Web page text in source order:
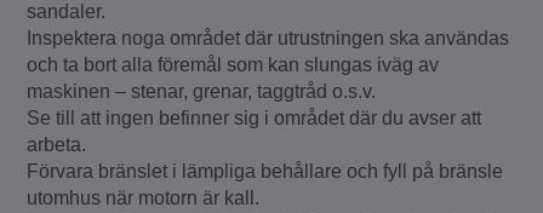
sandaler.
Inspektera noga området där utrustningen ska användas
och ta bort alla föremål som kan slungas iväg av
maskinen – stenar, grenar, taggtråd o.s.v.
Se till att ingen befinner sig i området där du avser att
arbeta.
Förvara bränslet i lämpliga behållare och fyll på bränsle
utomhus när motorn är kall.